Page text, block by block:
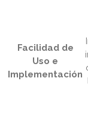
Facilidad de
Uso e
Implementación